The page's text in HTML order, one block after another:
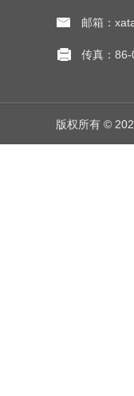
邮箱：
传真：
版权所有 ©